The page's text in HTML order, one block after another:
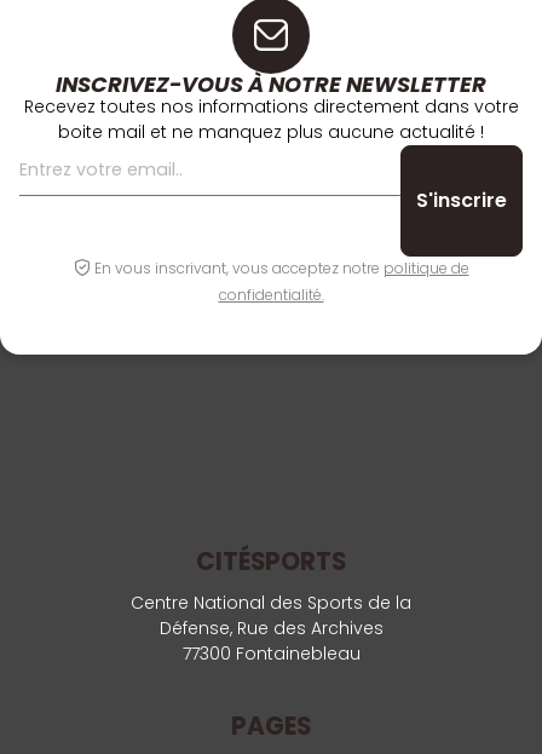
INSCRIVEZ-VOUS À NOTRE NEWSLETTER
Recevez toutes nos informations directement dans votre
boite mail et ne manquez plus aucune actualité !
En vous inscrivant, vous acceptez notre politique de
confidentialité.
CITÉSPORTS
Centre National des Sports de la
Défense, Rue des Archives
77300 Fontainebleau
PAGES